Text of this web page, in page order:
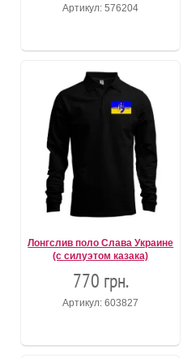
Артикул: 576204
Лонгслив поло Слава Украине
(с силуэтом казака)
770 грн.
Артикул: 603827